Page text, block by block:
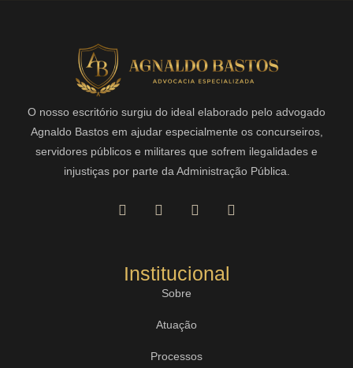
O nosso escritório surgiu do ideal elaborado pelo advogado
Agnaldo Bastos em ajudar especialmente os concurseiros,
servidores públicos e militares que sofrem ilegalidades e
injustiças por parte da Administração Pública.
Institucional
Sobre
Atuação
Processos